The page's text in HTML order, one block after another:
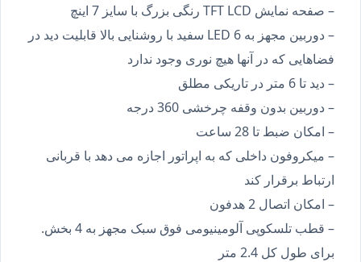
– صفحه نمایش TFT LCD رنگی بزرگ با سایز 7 اینچ
– دوربین مجهز به 6 LED سفید با روشنایی بالا قابلیت دید در
فضاهایی که در آنها هیچ نوری وجود ندارد
– دید تا 6 متر در تاریکی مطلق
– دوربین بدون وقفه چرخشی 360 درجه
– امکان ضبط تا 28 ساعت
– میکروفون داخلی که به اپراتور اجازه می دهد با قربانی
ارتباط برقرار کند
– امکان اتصال 2 هدفون
– قطب تلسکوپی آلومینیومی فوق سبک مجهز به 4 بخش.
برای طول کل 2.4 متر